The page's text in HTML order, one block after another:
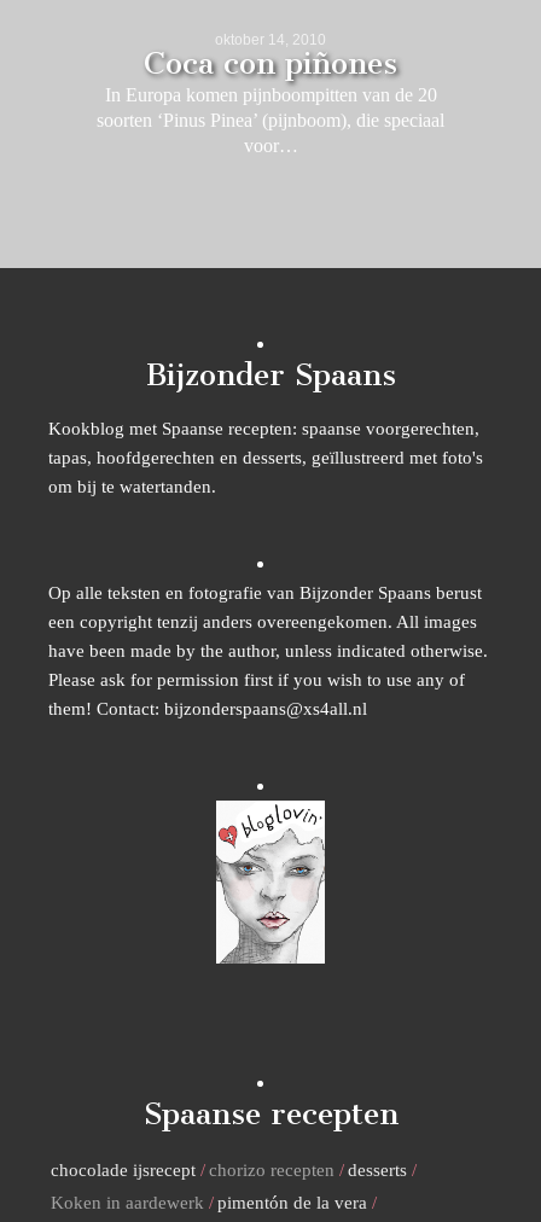
oktober 14, 2010
Coca con piñones
In Europa komen pijnboompitten van de 20
soorten ‘Pinus Pinea’ (pijnboom), die speciaal
voor…
Bijzonder Spaans
Kookblog met Spaanse recepten: spaanse voorgerechten,
tapas, hoofdgerechten en desserts, geïllustreerd met foto's
om bij te watertanden.
Op alle teksten en fotografie van Bijzonder Spaans berust
een copyright tenzij anders overeengekomen. All images
have been made by the author, unless indicated otherwise.
Please ask for permission first if you wish to use any of
them! Contact: bijzonderspaans@xs4all.nl
Spaanse recepten
chocolade ijsrecept chorizo recepten
desserts
Koken in aardewerk
pimentón de la vera